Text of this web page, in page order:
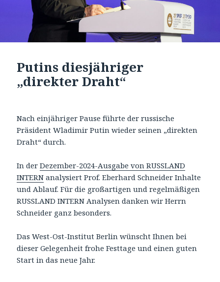
Putins diesjähriger
„direkter Draht“
Nach einjähriger Pause führte der russische
Präsident Wladimir Putin wieder seinen „direkten
Draht“ durch.
In derDezember-2024-Ausgabe von RUSSLAND
INTERN analysiert Prof. Eberhard Schneider Inhalte
und Ablauf. Für die großartigen und regelmäßigen
RUSSLAND INTERN Analysen danken wir Herrn
Schneider ganz besonders.
Das West-Ost-Institut Berlin wünscht Ihnen bei
dieser Gelegenheit frohe Festtage und einen guten
Start in das neue Jahr.